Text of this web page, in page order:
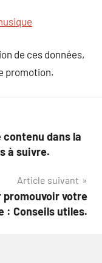
de ces données,
promotion.
contenu dans la
à suivre.
Article suivant
votre
: Conseils utiles.